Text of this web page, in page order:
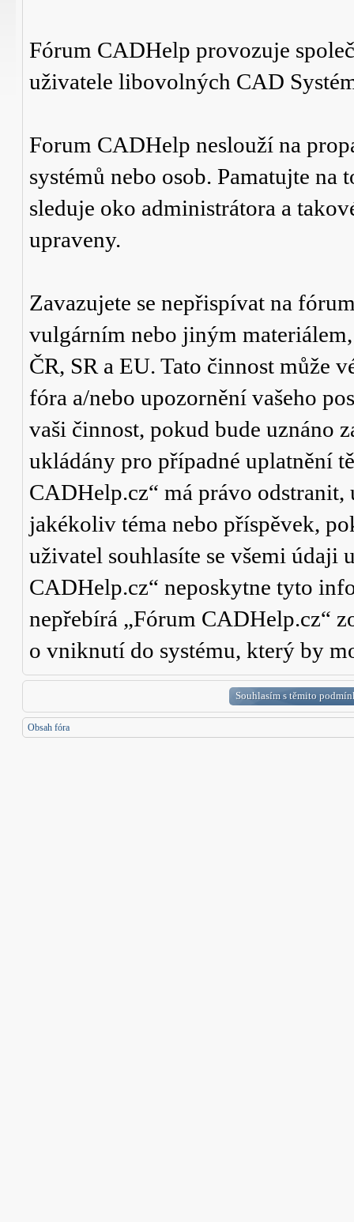
Fórum CADHelp provozuje
uživatele libovolných CAD
Forum CADHelp neslouží na
systémů nebo osob. Pamatujte
sleduje oko administrátora a
upraveny.
Zavazujete se nepřispívat na
vulgárním nebo jiným
ČR, SR a EU. Tato činnost může
fóra a/nebo upozornění vašeho
vaši činnost, pokud bude uznáno
ukládány pro případné uplatnění
CADHelp.cz“ má právo
jakékoliv téma nebo příspěvek,
uživatel souhlasíte se všemi údaji
CADHelp.cz“ neposkytne tyto
nepřebírá „Fórum CADHelp.cz“
o vniknutí do systému, který by
Obsah fóra